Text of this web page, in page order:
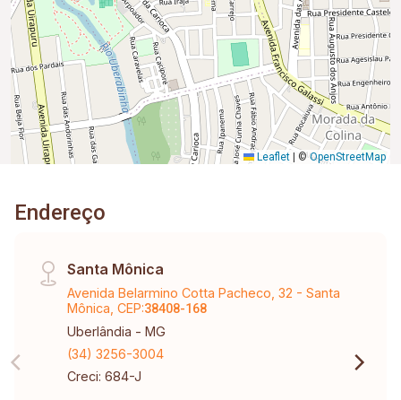
Leaflet ©OpenStreetMap
Endereço
Santa Mônica
Avenida Belarmino Cotta Pacheco, 32 - Santa
Mônica, CEP:38408-168
Uberlândia - MG
(34) 3256-3004
Creci: 684-J